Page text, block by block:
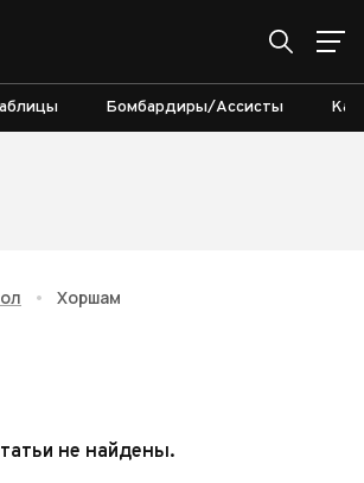
Бомбардиры/Ассисты
• Хоршам
не найдены.